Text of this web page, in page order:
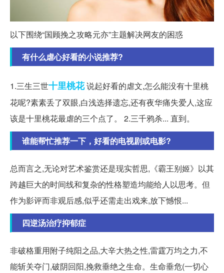
以下围绕“国顾挽之攻略元亦”主题解决网友的困惑
有什么虐心好看的小说推荐?
1.三生三世十里桃花说起好看的虐文,怎么能没有十里桃
花呢?素素丢了双眼,白浅选择遗忘,还有夜华痛失爱人,这应
该是十里桃花最虐的三个点了。 2.三千鸦杀... 直到。
谁能帮忙推荐一下，好看的电视剧或电影?
总而言之,无论对艺术鉴赏还是现实哲思,《霸王别姬》以其
跨越巨大的时间线和复杂的性格塑造均能给人以思考。但
作为影评而非观后感,似乎还需走出戏来,放下憾恨...
四逆汤治疗抑郁症
非破格重用附子纯阳之品,大辛大热之性,雷霆万均之力,不
能斩关夺门,破阴回阳,挽救垂绝之生命。生命垂危(一切心